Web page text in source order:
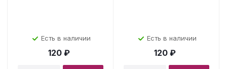
Есть в наличии
120 ₽
Есть в наличии
120 ₽